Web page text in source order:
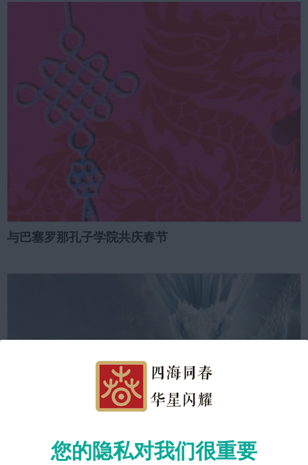
您的隐私对我们很重要
与巴塞罗那孔子学院共庆春节